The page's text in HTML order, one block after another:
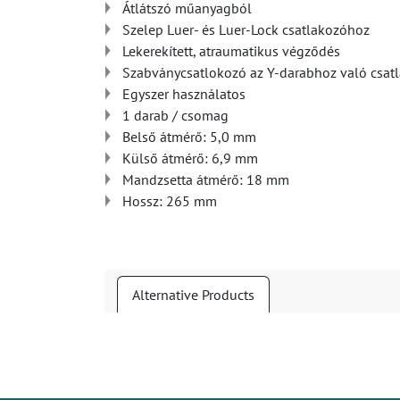
Átlátszó műanyagból
Szelep Luer- és Luer-Lock csatlakozóhoz
Lekerekített, atraumatikus végződés
Szabványcsatlokozó az Y-darabhoz való
Egyszer használatos
1 darab / csomag
Belső átmérő: 5,0 mm
Külső átmérő: 6,9 mm
Mandzsetta átmérő: 18 mm
Hossz: 265 mm
Alternative Products